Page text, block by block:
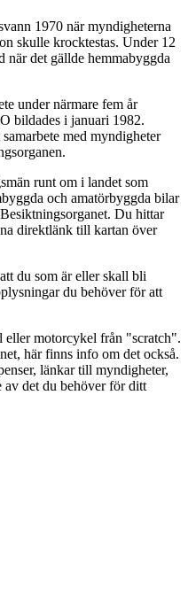
1970 när myndigheterna
skulle krocktestas. Under 12
när det gällde hemmabyggda
under närmare fem år
bildades i januari 1982.
med myndigheter
runt om i landet som
och amatörbyggda bilar
Du hittar
direktlänk till kartan över
du som är eller skall bli
du behöver för att
motorcykel från "scratch".
här finns info om det också.
länkar till myndigheter,
av det du behöver för ditt